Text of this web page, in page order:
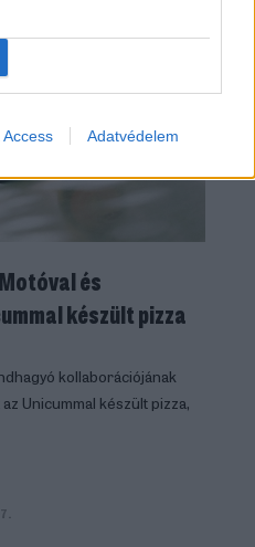
Access Adatvédelem
és
készült pizza
kollaborációjának
Unicummal készült pizza,